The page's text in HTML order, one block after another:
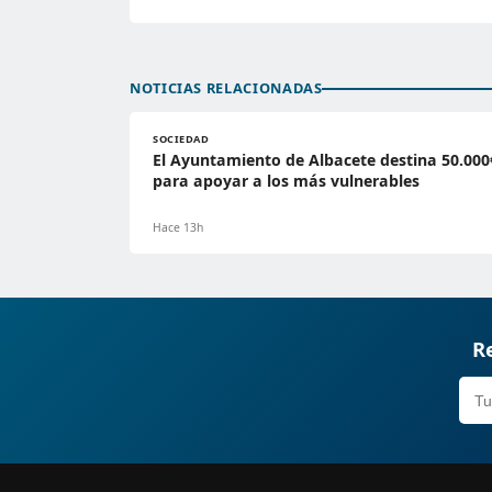
NOTICIAS RELACIONADAS
SOCIEDAD
El Ayuntamiento de Albacete destina
para apoyar a los más vulnerables
Hace 13h